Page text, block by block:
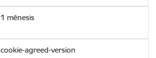
1 mēnesis
cookie-agreed-version